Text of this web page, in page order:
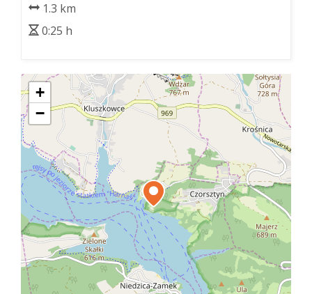
1.3 km
0:25 h
+
−